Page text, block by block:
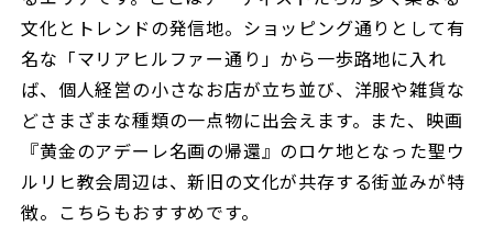
文化とトレンドの発信地。ショッピング通りとして有
名な「マリアヒルファー通り」から一歩路地に入れ
ば、個人経営の小さなお店が立ち並び、洋服や雑貨な
どさまざまな種類の一点物に出会えます。また、映画
『黄金のアデーレ名画の帰還』のロケ地となった聖ウ
ルリヒ教会周辺は、新旧の文化が共存する街並みが特
徴。こちらもおすすめです。